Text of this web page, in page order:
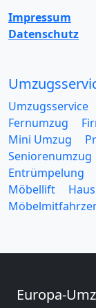
Impressum
Datenschutz
Umzugsservice
Fernumzug
Mini Umzug
Seniorenumzug
Entrümpelung
Möbellift
Europa-